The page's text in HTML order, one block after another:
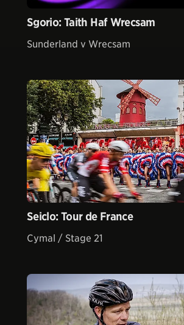
Sgorio: Taith Haf Wrecsam
Sunderland v Wrecsam
Seiclo: Tour de France
Cymal / Stage 21